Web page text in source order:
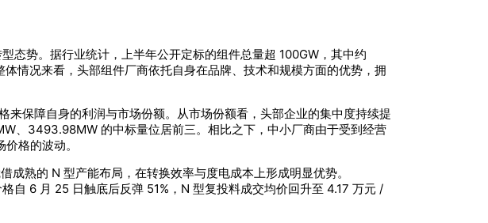
态势。据行业统计，上半年公开定标的组件总量超 100GW，其中约
情况来看，头部组件厂商依托自身在品牌、技术和规模方面的优势，拥
保障自身的利润与市场份额。从市场份额看，头部企业的集中度持续提
、3493.98MW 的中标量位居前三。相比之下，中小厂商由于受到经营
格的波动。
熟的 N 型产能布局，在转换效率与度电成本上形成明显优势。
自 6 月 25 日触底后反弹 51%，N 型复投料成交均价回升至 4.17 万元 /